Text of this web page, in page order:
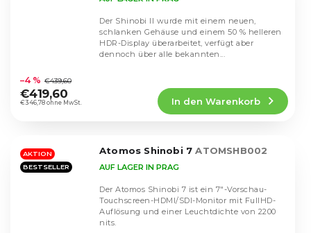
durchschnittliche
Produktbewertung
ist
Sternen.
€346,78 ohne MwSt.
–4 % €439,60
€419,60
In den Warenkorb
Der Shinobi II wurde mit einem neuen,
schlanken Gehäuse und einem 50 % helleren
HDR-Display überarbeitet, verfügt aber
dennoch über alle bekannten...
AKTION
BESTSELLER
Atomos Shinobi 7ATOMSHB002
AUF LAGER IN PRAG
Der Atomos Shinobi 7 ist ein 7"-Vorschau-
Touchscreen-HDMI/SDI-Monitor mit FullHD-
Auflösung und einer Leuchtdichte von 2200
nits.